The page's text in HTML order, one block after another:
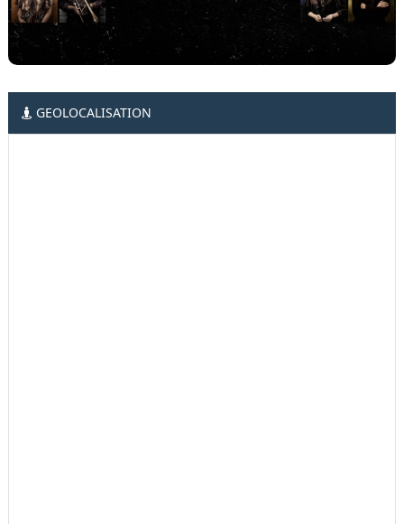
GEOLOCALISATION